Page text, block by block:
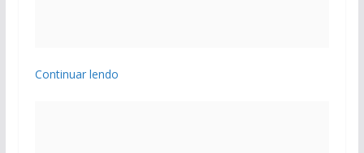
Continuar lendo